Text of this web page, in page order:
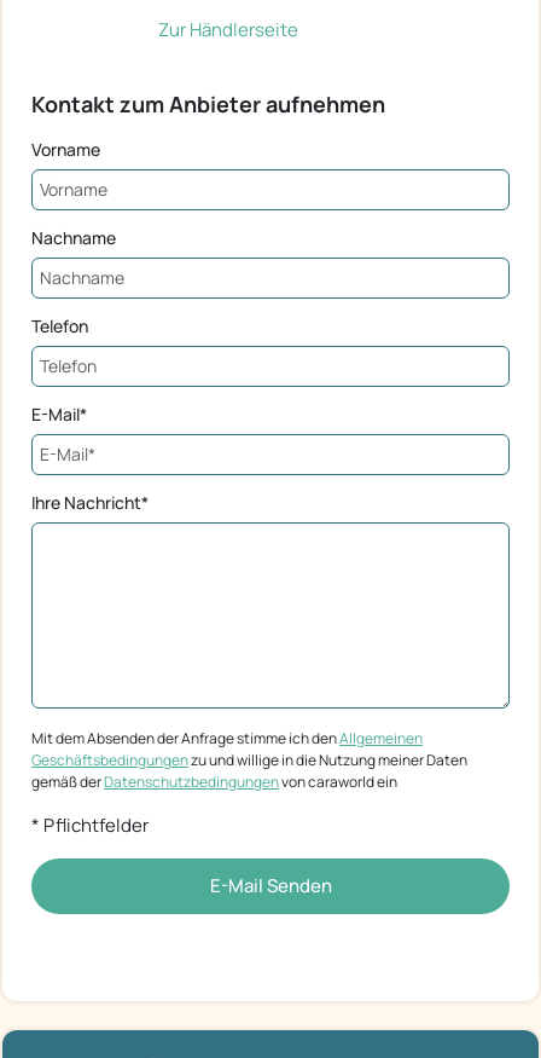
Zur Händlerseite
Kontakt zum Anbieter aufnehmen
Vorname
Nachname
Telefon
E-Mail*
Ihre Nachricht*
Mit dem Absenden der Anfrage stimme ich denAllgemeinen
Geschäftsbedingungenzu und willige in die Nutzung meiner Daten
gemäß derDatenschutzbedingungenvon caraworld ein
* Pflichtfelder
E-Mail Senden